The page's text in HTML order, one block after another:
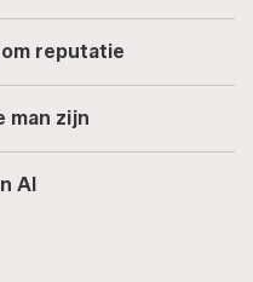
reputatie
man zijn
AI